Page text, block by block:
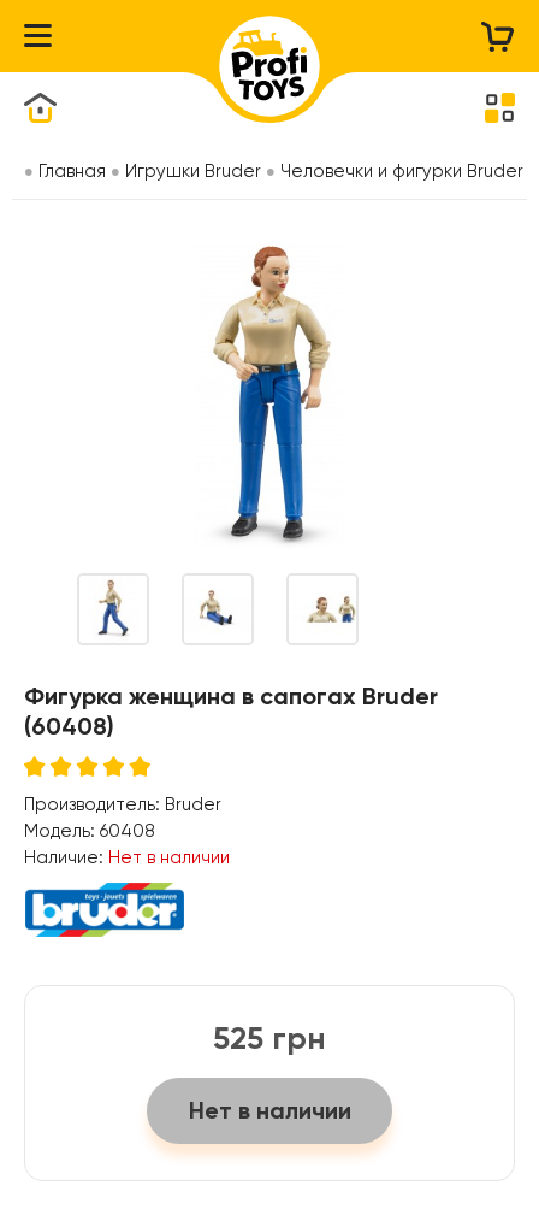
Главная Игрушки Bruder Человечки и фигурки Bruder
Фигурка женщина в сапогах Bruder
(60408)
Производитель: Bruder
Модель: 60408
Наличие: Нет в наличии
525 грн
Нет в наличии
Каталог товаров